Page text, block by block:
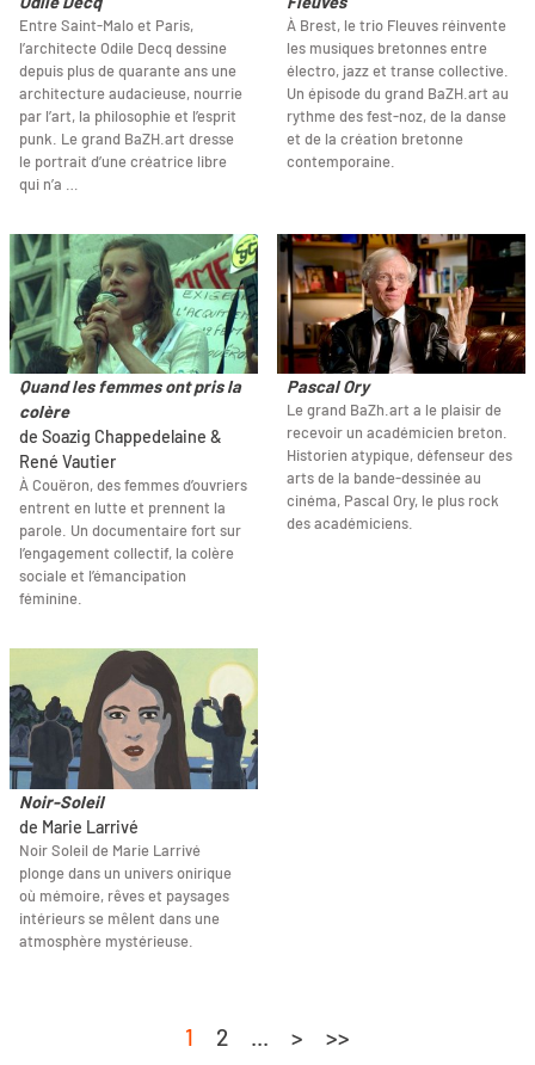
Entre Saint-Malo et Paris,
l’architecte Odile Decq dessine
depuis plus de quarante ans une
architecture audacieuse, nourrie
par l’art, la philosophie et l’esprit
punk. Le grand BaZH.art dresse
le portrait d’une créatrice libre
qui n’a …
À Brest, le trio Fleuves réinvente
les musiques bretonnes entre
électro, jazz et transe collective.
Un épisode du grand BaZH.art au
rythme des fest-noz, de la danse
et de la création bretonne
contemporaine.
Quand les femmes ont pris la
colère
de Soazig Chappedelaine &
René Vautier
À Couëron, des femmes d’ouvriers
entrent en lutte et prennent la
parole. Un documentaire fort sur
l’engagement collectif, la colère
sociale et l’émancipation
féminine.
Pascal Ory
Le grand BaZh.art a le plaisir de
recevoir un académicien breton.
Historien atypique, défenseur des
arts de la bande-dessinée au
cinéma, Pascal Ory, le plus rock
des académiciens.
Noir-Soleil
de Marie Larrivé
Noir Soleil de Marie Larrivé
plonge dans un univers onirique
où mémoire, rêves et paysages
intérieurs se mêlent dans une
atmosphère mystérieuse.
1 2 ... > >>